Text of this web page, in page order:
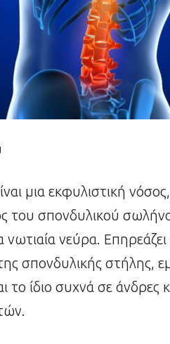
μια εκφυλιστική
του σπονδυλικού
νωτιαία νεύρα.
σπονδυλικής στήλης,
ίδιο συχνά σε άνδρες